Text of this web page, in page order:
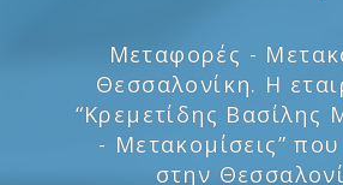
Μεταφορές -
Θεσσαλονίκη. Η
“Κρεμετίδης Βασίλης
- Μετακομίσεις” που
στην